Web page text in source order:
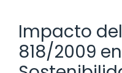
Impacto
818/2009